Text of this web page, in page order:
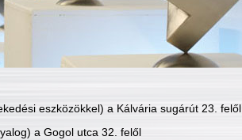
eszközökkel) a Kálvária sugárút 23. felől
a Gogol utca 32. felől